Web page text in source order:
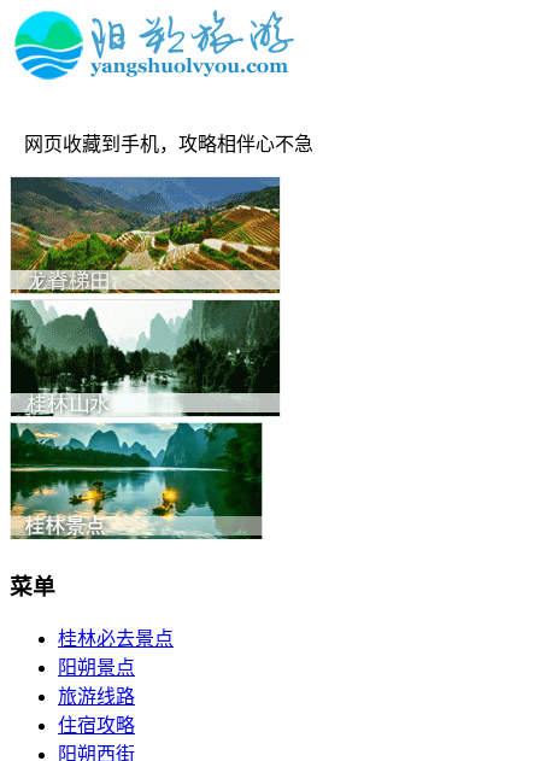
网页收藏到手机，攻略相伴心不急
菜单
桂林必去景点
阳朔景点
旅游线路
住宿攻略
阳朔西街